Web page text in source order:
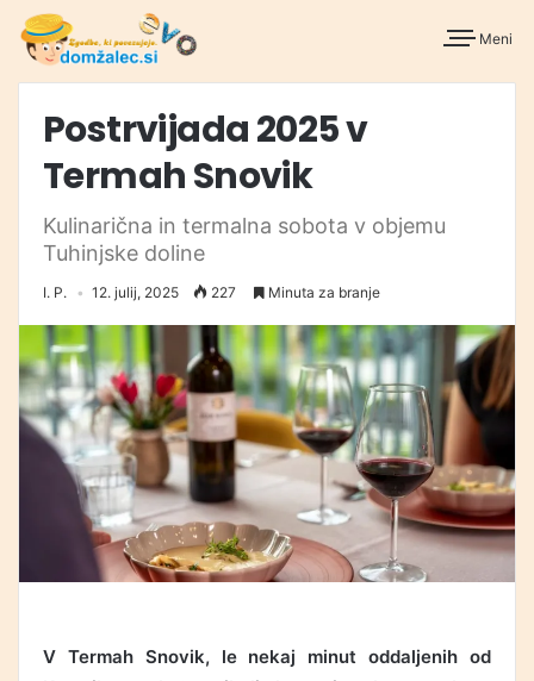
Meni
Postrvijada 2025 v
Termah Snovik
Kulinarična in termalna sobota v objemu
Tuhinjske doline
I. P. 12. julij, 2025 227 Minuta za branje
V Termah Snovik, le nekaj minut oddaljenih od